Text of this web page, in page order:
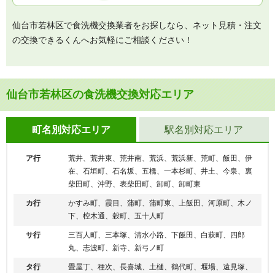
仙台市若林区で食洗機交換業者をお探しなら、ネット見積・注文
の交換できるくんへお気軽にご相談ください！
仙台市若林区の食洗機交換対応エリア
町名別対応エリア
ア行
荒井、荒井東、荒井南、荒浜、荒浜新、荒町、飯田、伊
在、石垣町、石名坂、五橋、一本杉町、井土、今泉、裏
柴田町、沖野、表柴田町、卸町、卸町東
カ行
かすみ町、霞目、蒲町、蒲町東、上飯田、河原町、木ノ
下、椌木通、穀町、五十人町
サ行
三百人町、三本塚、清水小路、下飯田、白萩町、四郎
丸、志波町、新寺、新弓ノ町
タ行
畳屋丁、種次、長喜城、土樋、鶴代町、堰場、遠見塚、
駅名別対応エリア